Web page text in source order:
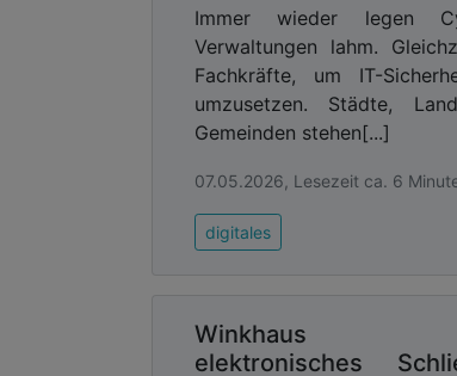
Immer wieder legen
Verwaltungen lahm.
Fachkräfte, um IT-
umzusetzen. Städte,
Gemeinden stehen[...]
07.05.2026, Lesezeit ca. 6
digitales
Winkhaus
elektronisches